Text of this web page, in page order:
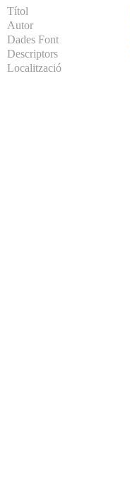
Títol
Autor
Dades Font
Descriptors
Localització